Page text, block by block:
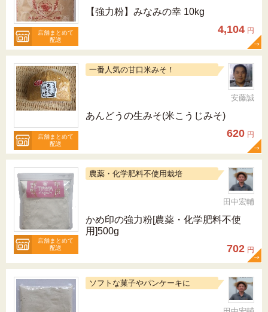
店舗まとめて
配送
【強力粉】みなみの幸 10kg
4,104 円
店舗まとめて
配送
一番人気の甘口米みそ！
安藤誠
あんどうの生みそ(米こうじみそ)
620 円
店舗まとめて
配送
農薬・化学肥料不使用栽培
田中宏輔
かめ印の強力粉[農薬・化学肥料不使
用]500g
702 円
ソフトな菓子やパンケーキに